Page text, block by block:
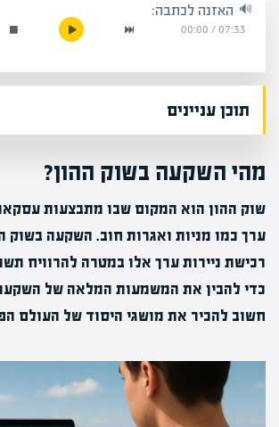
האזנה לכתבה:
07:33
/
00:00
תוכן עניינים
מהי השקעה בשוק ההון?
שוק ההון הוא המקום שבו מתבצעות
ערך כמו מניות ואגרות חוב. השקעה בשוק
רכישת ניירות ערך אלו במטרה להרוויח
כדי להבין את המשמעות המלאה של
חשוב להכיר את מושגי היסוד של העולם